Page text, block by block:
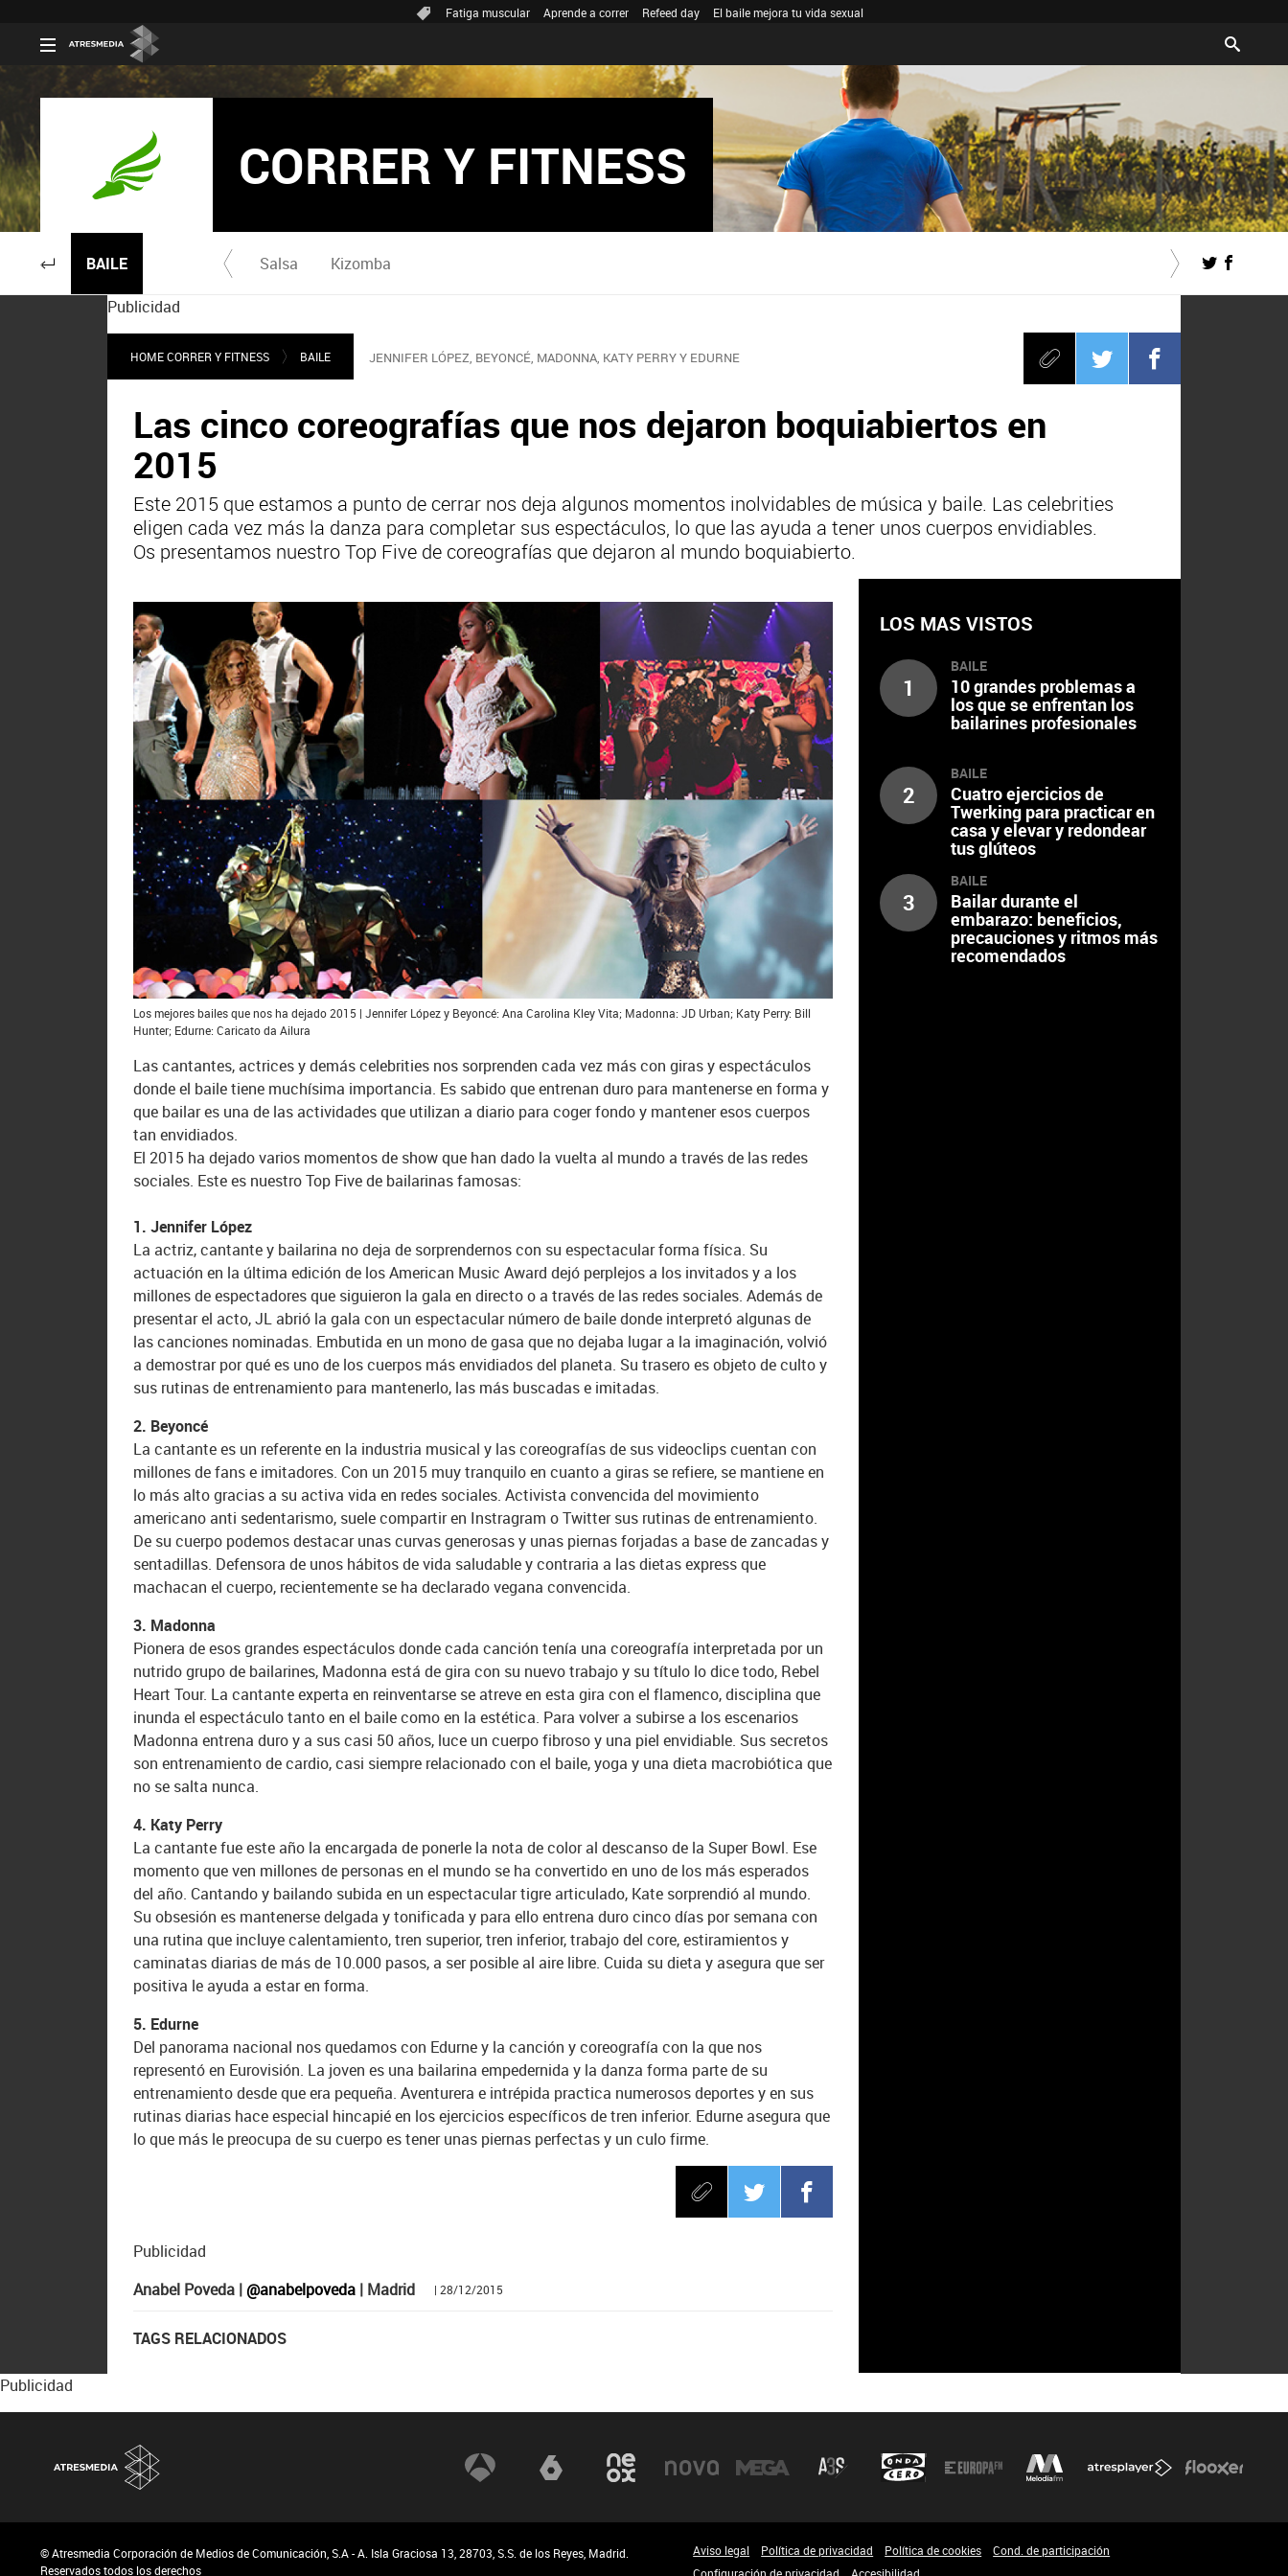
Fatiga muscular Aprende a correr Refeed day El baile mejora tu vida sexual
CORRER Y FITNESS
BAILE Salsa Kizomba
Publicidad
HOME CORRER Y FITNESS BAILE JENNIFER LÓPEZ, BEYONCÉ, MADONNA, KATY PERRY Y EDURNE
Las cinco coreografías que nos dejaron boquiabiertos en
2015
Este 2015 que estamos a punto de cerrar nos deja algunos momentos inolvidables de música y baile. Las celebrities
eligen cada vez más la danza para completar sus espectáculos, lo que las ayuda a tener unos cuerpos envidiables.
Os presentamos nuestro Top Five de coreografías que dejaron al mundo boquiabierto.
Los mejores bailes que nos ha dejado 2015 | Jennifer López y Beyoncé: Ana Carolina Kley Vita; Madonna: JD Urban; Katy Perry: Bill
Hunter; Edurne: Caricato da Ailura
Las cantantes, actrices y demás celebrities nos sorprenden cada vez más con giras y espectáculos
donde el baile tiene muchísima importancia. Es sabido que entrenan duro para mantenerse en forma y
que bailar es una de las actividades que utilizan a diario para coger fondo y mantener esos cuerpos
tan envidiados.
El 2015 ha dejado varios momentos de show que han dado la vuelta al mundo a través de las redes
sociales. Este es nuestro Top Five de bailarinas famosas:
1.Jennifer López
La actriz, cantante y bailarina no deja de sorprendernos con su espectacular forma física. Su
actuación en la última edición de los American Music Award dejó perplejos a los invitados y a los
millones de espectadores que siguieron la gala en directo o a través de las redes sociales. Además de
presentar el acto, JL abrió la gala con un espectacular número de baile donde interpretó algunas de
las canciones nominadas. Embutida en un mono de gasa que no dejaba lugar a la imaginación, volvió
a demostrar por qué es uno de los cuerpos más envidiados del planeta. Su trasero es objeto de culto y
sus rutinas de entrenamiento para mantenerlo, las más buscadas e imitadas.
2. Beyoncé
La cantante es un referente en la industria musical y las coreografías de sus videoclips cuentan con
millones de fans e imitadores. Con un 2015 muy tranquilo en cuanto a giras se refiere, se mantiene en
lo más alto gracias a su activa vida en redes sociales. Activista convencida del movimiento
americano anti sedentarismo, suele compartir en Instragram o Twitter sus rutinas de entrenamiento.
De su cuerpo podemos destacar unas curvas generosas y unas piernas forjadas a base de zancadas y
sentadillas. Defensora de unos hábitos de vida saludable y contraria a las dietas express que
machacan el cuerpo, recientemente se ha declarado vegana convencida.
3. Madonna
Pionera de esos grandes espectáculos donde cada canción tenía una coreografía interpretada por un
nutrido grupo de bailarines, Madonna está de gira con su nuevo trabajo y su título lo dice todo, Rebel
Heart Tour. La cantante experta en reinventarse se atreve en esta gira con el flamenco, disciplina que
inunda el espectáculo tanto en el baile como en la estética. Para volver a subirse a los escenarios
Madonna entrena duro y a sus casi 50 años, luce un cuerpo fibroso y una piel envidiable. Sus secretos
son entrenamiento de cardio, casi siempre relacionado con el baile, yoga y una dieta macrobiótica que
no se salta nunca.
4. Katy Perry
La cantante fue este año la encargada de ponerle la nota de color al descanso de la Super Bowl. Ese
momento que ven millones de personas en el mundo se ha convertido en uno de los más esperados
del año. Cantando y bailando subida en un espectacular tigre articulado, Kate sorprendió al mundo.
Su obsesión es mantenerse delgada y tonificada y para ello entrena duro cinco días por semana con
una rutina que incluye calentamiento, tren superior, tren inferior, trabajo del core, estiramientos y
caminatas diarias de más de 10.000 pasos, a ser posible al aire libre. Cuida su dieta y asegura que ser
positiva le ayuda a estar en forma.
5. Edurne
Del panorama nacional nos quedamos con Edurne y la canción y coreografía con la que nos
representó en Eurovisión. La joven es una bailarina empedernida y la danza forma parte de su
entrenamiento desde que era pequeña. Aventurera e intrépida practica numerosos deportes y en sus
rutinas diarias hace especial hincapié en los ejercicios específicos de tren inferior. Edurne asegura que
lo que más le preocupa de su cuerpo es tener unas piernas perfectas y un culo firme.
Publicidad
Anabel Poveda |@anabelpoveda | Madrid | 28/12/2015
TAGS RELACIONADOS
LOS MAS VISTOS
1
BAILE
10 grandes problemas a
los que se enfrentan los
bailarines profesionales
2
BAILE
Cuatro ejercicios de
Twerking para practicar en
casa y elevar y redondear
tus glúteos
3
BAILE
Bailar durante el
embarazo: beneficios,
precauciones y ritmos más
recomendados
Publicidad
© Atresmedia Corporación de Medios de Comunicación, S.A - A. Isla Graciosa 13, 28703, S.S. de los Reyes, Madrid.
Reservados todos los derechos
Aviso legal Política de privacidad Política de cookies
Cond. de participación